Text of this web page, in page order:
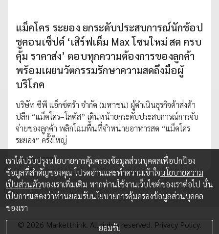
แม็คโคร ระยอง ยกระดับประสบการณ์นักช้อป
ชูคอนเซ็ปต์ ‘เสิร์ฟเต็ม Max โซนใหม่ สด ครบ
คุ้ม ราคาส่ง’ ตอบทุกความต้องการของลูกค้า
พร้อมเผยนวัตกรรมรักษาความสดถึงมือผู้
บริโภค
บริษัท ซีพี แอ็กซ์ตร้า จำกัด (มหาชน) ผู้ดำเนินธุรกิจค้าส่งค้า
ปลีก “แม็คโคร–โลตัส” เดินหน้ายกระดับประสบการณ์การจับ
จ่ายของลูกค้า พลิกโฉมพื้นที่จำหน่ายอาหารสด “แม็คโคร
ระยอง” ครั้งใหญ่
14 ต.ค. 2025
© 2026 Marketthink. All rights reserved. Privacy Policy.
เราได้ปรับปรุงนโยบายการคุ้มครองข้อมูลส่วนบุคคลเพื่อปกป้อง
ข้อมูลที่สำคัญของคุณ โปรดอ่านและทำความเข้าใจนโยบายความ
เป็นส่วนตัวของเราเพิ่มเติม หากท่านใช้งานเว็บไซต์ของเราต่อไป นั่น
เป็นการแสดงว่าท่านยอมรับนโยบายการคุ้มครองข้อมูลส่วนบุคคล
ของเรา
ยอมรับ